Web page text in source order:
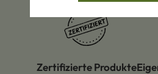
Zertifizierte Produkte